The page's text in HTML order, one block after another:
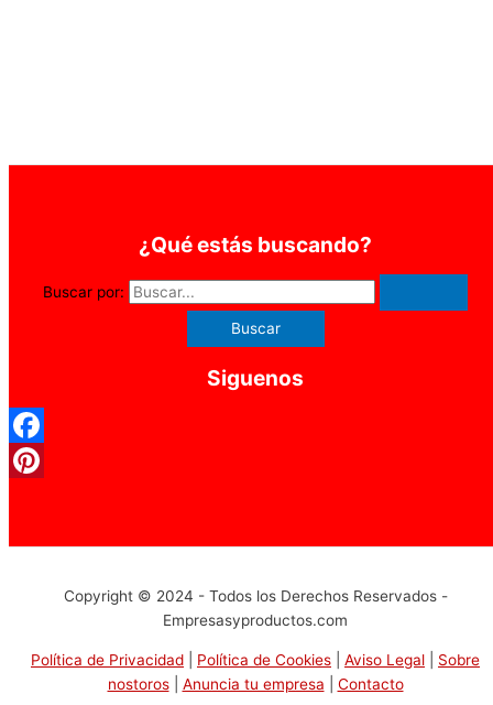
¿Qué estás buscando?
Buscar por:
Siguenos
Copyright © 2024 - Todos los Derechos Reservados -
Empresasyproductos.com
Política de Privacidad Política de Cookies Aviso Legal
Sobre
nostoros| Anuncia tu empresa Contacto